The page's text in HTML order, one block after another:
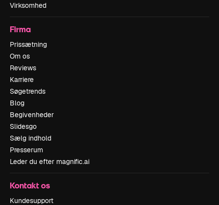
Virksomhed
Firma
Prissætning
Om os
Reviews
Karriere
Søgetrends
Blog
Begivenheder
Slidesgo
Sælg indhold
Presserum
Leder du efter magnific.ai
Kontakt os
Kundesupport